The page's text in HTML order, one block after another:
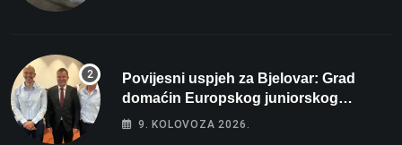
Povijesni uspjeh za Bjelovar: Grad
domaćin Europskog juniorskog
prvenstva u plivanju 2027!
9. KOLOVOZA 2026.